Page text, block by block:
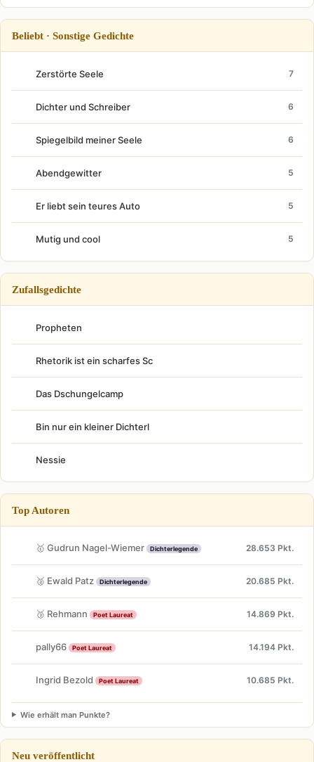
Beliebt · Sonstige Gedichte
Zerstörte Seele 7
Dichter und Schreiber 6
Spiegelbild meiner Seele 6
Abendgewitter 5
Er liebt sein teures Auto 5
Mutig und cool 5
Zufallsgedichte
Propheten
Rhetorik ist ein scharfes Sc
Das Dschungelcamp
Bin nur ein kleiner Dichterl
Nessie
Top Autoren
🥇 Gudrun Nagel-Wiemer Dichterlegende 28.653 Pkt.
🥈 Ewald Patz Dichterlegende 20.685 Pkt.
🥉 Rehmann Poet Laureat 14.869 Pkt.
pally66 Poet Laureat 14.194 Pkt.
Ingrid Bezold Poet Laureat 10.685 Pkt.
Wie erhält man Punkte?
Neu veröffentlicht